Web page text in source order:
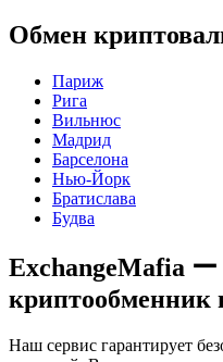
Обмен
Париж
Рига
Вильнюс
Мадрид
Барселона
Нью-Йорк
Братислава
Будва
ExchangeMafia
криптообменник
Наш сервис гарантирует